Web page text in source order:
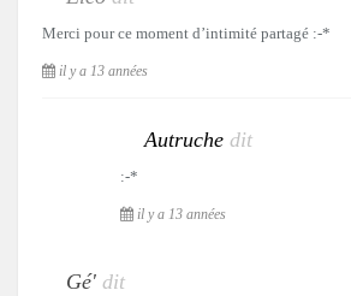
Merci pour ce moment d’intimité partagé :-*
il y a 13 années
Autruche dit
:-*
il y a 13 années
Gé' dit